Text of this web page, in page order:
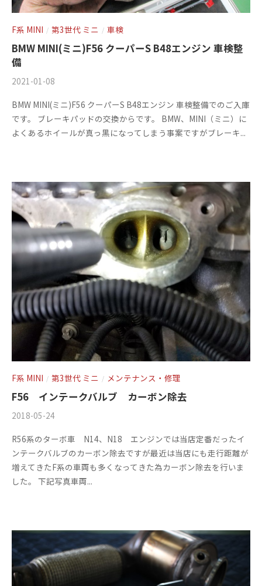
F系 MINI / 第3世代 ミニ / 車検
BMW MINI(ミニ)F56 クーパーS B48エンジン 車検整
備
2021-01-08
m
s
f
t
o
r
y
2
0
1
3
件
の
コ
ト
BMW MINI(ミニ)F56 クーパーS B48エンジン 車検整備でのご入庫
です。 ブレーキパッドの交換からです。 BMW、MINI（ミニ）に
よくあるホイールが真っ黒になってしまう事案ですがブレーキ...
F系 MINI / 第3世代 ミニ / メンテナンス・修理
F56 インテークバルブ カーボン除去
2018-05-24
m
s
f
a
o
y
2
件
の
コ
メ
R56系のターボ車 N14、N18 エンジンでは当店定番だったイ
ンテークバルブのカーボン除去ですが最近は当店にも走行距離が
増えてきたF系の車両も多くなってきた為カーボン除去を行いま
した。 下記写真車両...